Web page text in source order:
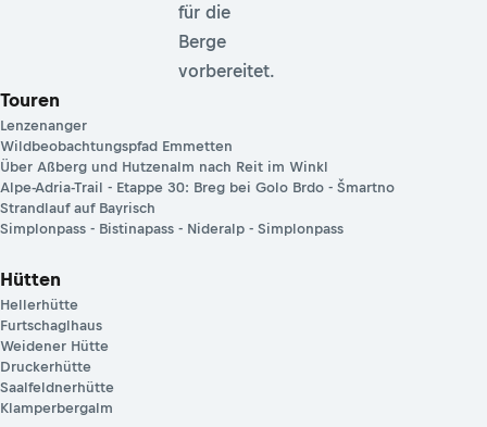
für die
Berge
vorbereitet.
Touren
Lenzenanger
Wildbeobachtungspfad Emmetten
Über Aßberg und Hutzenalm nach Reit im Winkl
Alpe-Adria-Trail - Etappe 30: Breg bei Golo Brdo - Šmartno
Strandlauf auf Bayrisch
Simplonpass - Bistinapass - Nideralp - Simplonpass
Hütten
Hellerhütte
Furtschaglhaus
Weidener Hütte
Druckerhütte
Saalfeldnerhütte
Klamperbergalm